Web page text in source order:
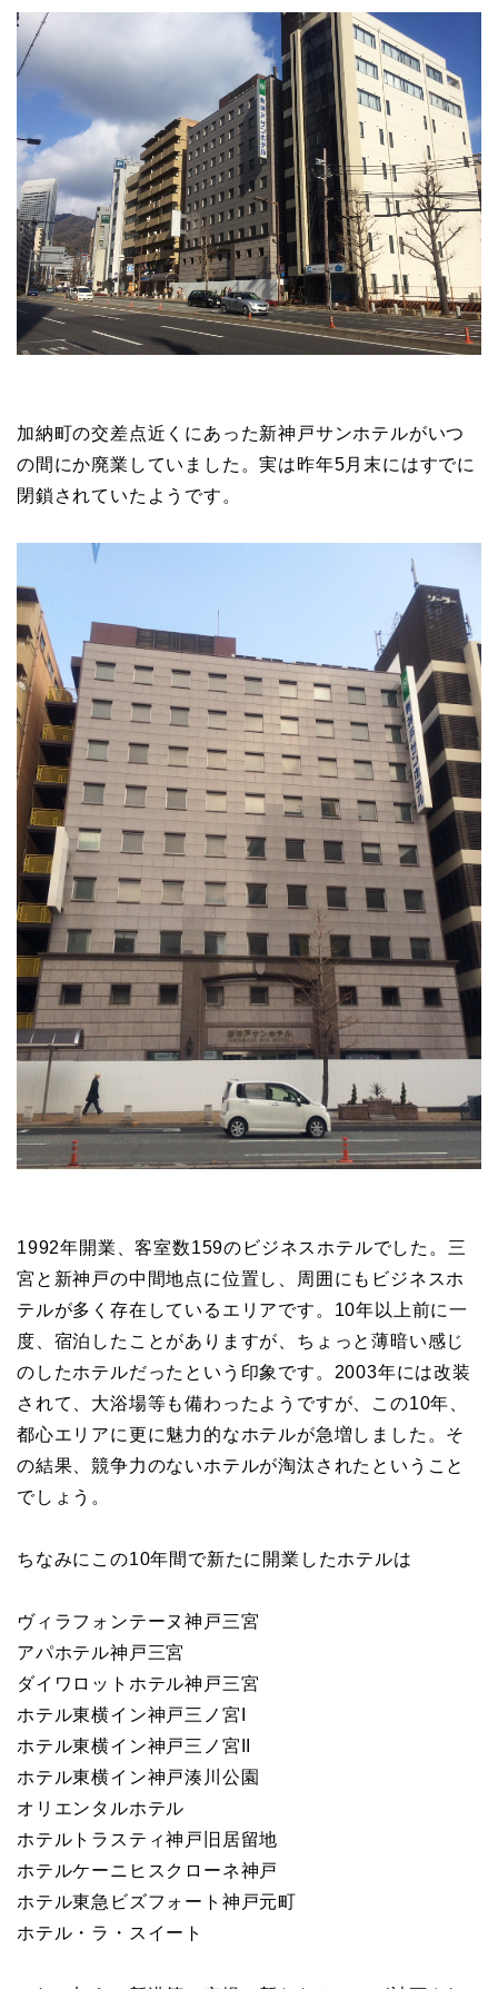
加納町の交差点近くにあった新神戸サンホテルがいつ
の間にか廃業していました。実は昨年5月末にはすでに
閉鎖されていたようです。
1992年開業、客室数159のビジネスホテルでした。三
宮と新神戸の中間地点に位置し、周囲にもビジネスホ
テルが多く存在しているエリアです。10年以上前に一
度、宿泊したことがありますが、ちょっと薄暗い感じ
のしたホテルだったという印象です。2003年には改装
されて、大浴場等も備わったようですが、この10年、
都心エリアに更に魅力的なホテルが急増しました。そ
の結果、競争力のないホテルが淘汰されたということ
でしょう。
ちなみにこの10年間で新たに開業したホテルは
ヴィラフォンテーヌ神戸三宮
アパホテル神戸三宮
ダイワロットホテル神戸三宮
ホテル東横イン神戸三ノ宮I
ホテル東横イン神戸三ノ宮II
ホテル東横イン神戸湊川公園
オリエンタルホテル
ホテルトラスティ神戸旧居留地
ホテルケーニヒスクローネ神戸
ホテル東急ビズフォート神戸元町
ホテル・ラ・スイート